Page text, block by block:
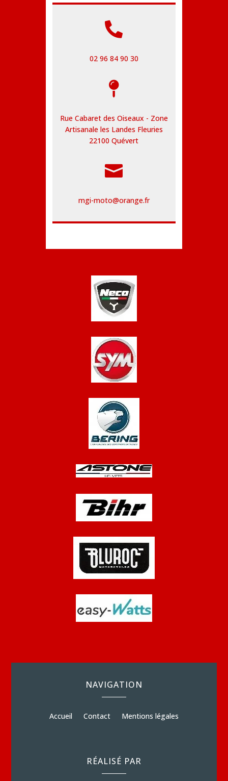

02 96 84 90 30

Rue Cabaret des Oiseaux - Zone
Artisanale les Landes Fleuries
22100 Quévert

mgi-moto@orange.fr
NAVIGATION
Accueil Contact Mentions légales
RÉALISÉ PAR